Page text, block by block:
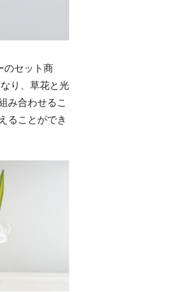
のセット商
り、草花と光
み合わせるこ
ることができ